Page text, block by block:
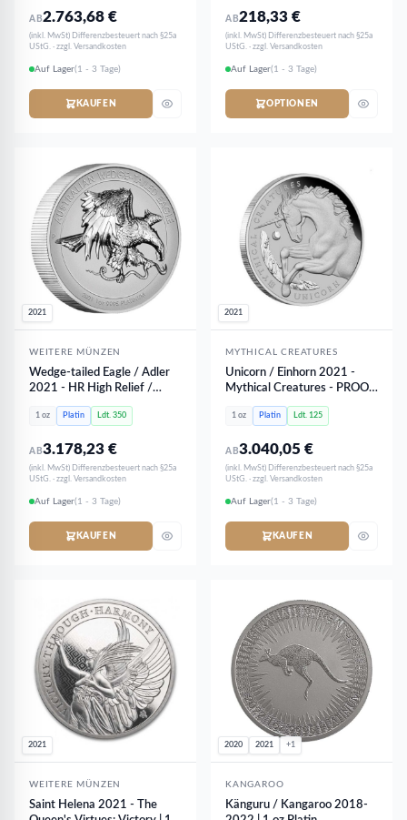
AB2.763,68€
(inkl. MwSt) Differenzbesteuert nach §25a
UStG. · zzgl. Versandkosten
Auf Lager(1 - 3 Tage)
KAUFEN
AB218,33€
(inkl. MwSt) Differenzbesteuert nach §25a
UStG. · zzgl. Versandkosten
Auf Lager(1 - 3 Tage)
OPTIONEN
2021
WEITERE MÜNZEN
Wedge-tailed Eagle / Adler
2021 - HR High Relief /
PROOF PP | 1 oz Platin
1 oz Platin Ldt. 350
AB3.178,23€
(inkl. MwSt) Differenzbesteuert nach §25a
UStG. · zzgl. Versandkosten
Auf Lager(1 - 3 Tage)
KAUFEN
2021
MYTHICAL CREATURES
Unicorn / Einhorn 2021 -
Mythical Creatures - PROOF
PP | 1 oz Platin
1 oz Platin Ldt. 125
AB3.040,05€
(inkl. MwSt) Differenzbesteuert nach §25a
UStG. · zzgl. Versandkosten
Auf Lager(1 - 3 Tage)
KAUFEN
2021
WEITERE MÜNZEN
Saint Helena 2021 - The
2020 2021 +1
KANGAROO
Känguru / Kangaroo 2018-